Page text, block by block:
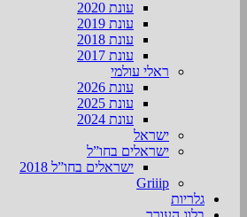
עונת 2020
עונת 2019
עונת 2018
עונת 2017
ראלי עולמי
עונת 2026
עונת 2025
עונת 2024
ישראל
ישראלים בחו”ל
ישראלים בחו”ל 2018
Griiip
גלריות